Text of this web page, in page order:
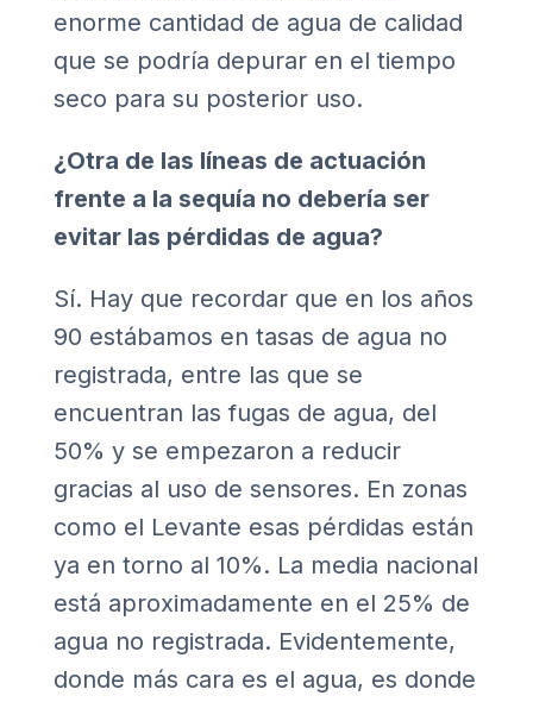
enorme cantidad de agua de calidad
que se podría depurar en el tiempo
seco para su posterior uso.
¿Otra de las líneas de actuación
frente a la sequía no debería ser
evitar las pérdidas de agua?
Sí. Hay que recordar que en los años
90 estábamos en tasas de agua no
registrada, entre las que se
encuentran las fugas de agua, del
50% y se empezaron a reducir
gracias al uso de sensores. En zonas
como el Levante esas pérdidas están
ya en torno al 10%. La media nacional
está aproximadamente en el 25% de
agua no registrada. Evidentemente,
donde más cara es el agua, es donde